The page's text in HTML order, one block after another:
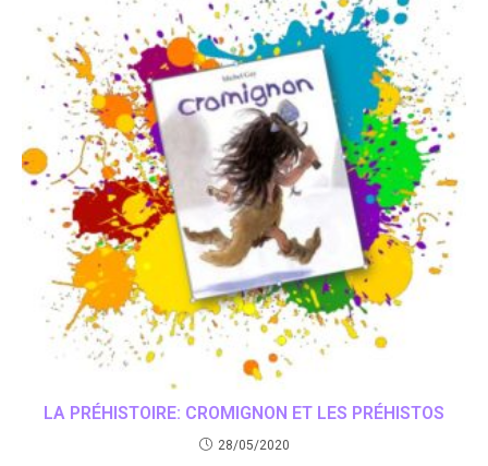
LA PRÉHISTOIRE: CROMIGNON ET LES PRÉHISTOS
28/05/2020